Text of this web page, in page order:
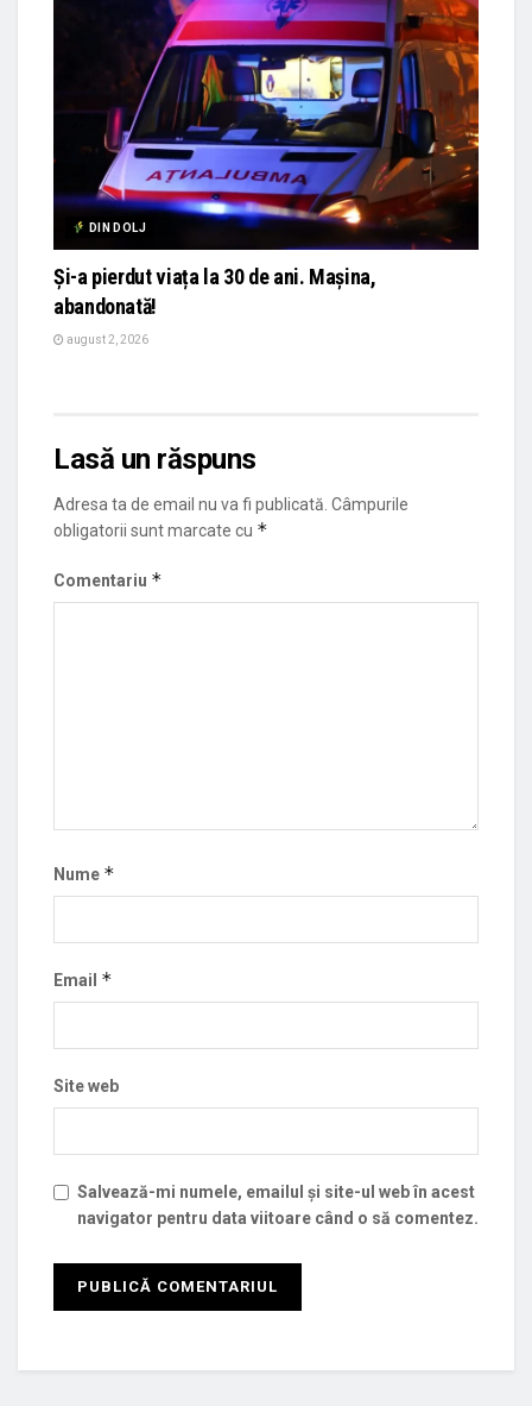
DIN DOLJ
Și-a pierdut viața la 30 de ani. Mașina,
abandonată!
august 2, 2026
Lasă un răspuns
Adresa ta de email nu va fi publicată. Câmpurile
obligatorii sunt marcate cu *
Comentariu *
Nume *
Email *
Site web
Salvează-mi numele, emailul și site-ul web în acest
navigator pentru data viitoare când o să comentez.